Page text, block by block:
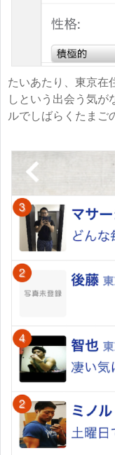
たいあたり、東京在
しという出会う気が
ルでしばらくたまご